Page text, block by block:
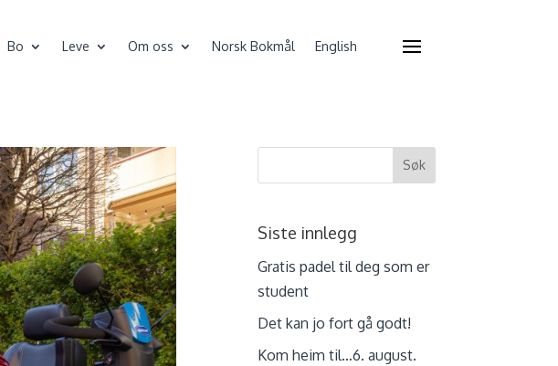
Bo Leve Om oss Norsk Bokmål English
Siste innlegg
Gratis padel til deg som er
student
Det kan jo fort gå godt!
Kom heim til…6. august.